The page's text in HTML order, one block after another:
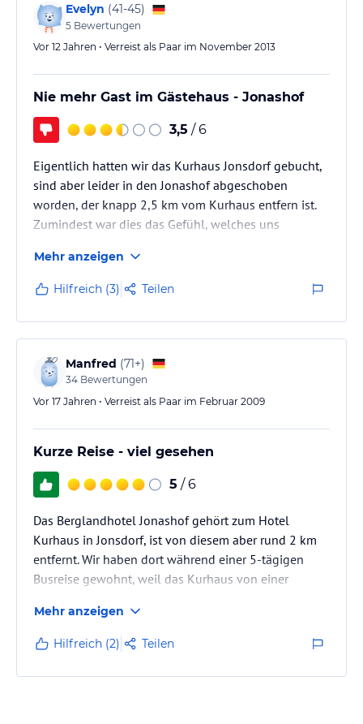
Evelyn (41-45)
5 Bewertungen
Vor 12 Jahren • Verreist als Paar im November 2013
Nie mehr Gast im Gästehaus - Jonashof
3,5 / 6
Eigentlich hatten wir das Kurhaus Jonsdorf gebucht,
sind aber leider in den Jonashof abgeschoben
worden, der knapp 2,5 km vom Kurhaus entfern ist.
Zumindest war dies das Gefühl, welches uns
zum gebuchten Frühstück und Abendbrot war kein
Personal im Haus. Zur Nutzung der gebuchten
Kegelbahn mussten wir wieder die insgesamt 5
Kilometer hin und her fahren. Das Abendessen war
von der Zusammenstellung her etwas ungewöhnlich
(z. B. Schnitzel auf Reibekuchen in viel…
Mehr anzeigen
Hilfreich (3) Teilen
Manfred (71+)
34 Bewertungen
Vor 17 Jahren • Verreist als Paar im Februar 2009
Kurze Reise - viel gesehen
5 / 6
Das Berglandhotel Jonashof gehört zum Hotel
Kurhaus in Jonsdorf, ist von diesem aber rund 2 km
entfernt. Wir haben dort während einer 5-tägigen
Busreise gewohnt, weil das Kurhaus von einer
Begrüßt wurden wir vom Hotelier, Herrn Linke, vor
dem Hotel Kurhaus mit Drehorgelspiel sowie einem
Begrüßungsschluck und Schmalzbrot.
Das Hotel Jonashof wurde während unseres
Mehr anzeigen
Hilfreich (2) Teilen